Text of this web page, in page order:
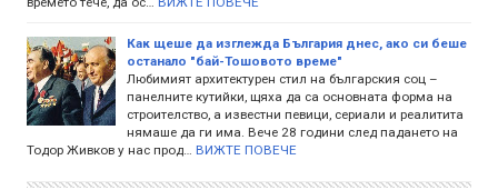
Как щеше да изглежда България днес, ако си беше
останало "бай-Тошовото време"
Любимият архитектурен стил на българския соц –
панелните кутийки, щяха да са основната форма на
строителство, а известни певици, сериали и реалитита
нямаше да ги има. Вече 28 години след падането на
Тодор Живков у нас прод…
ВИЖТЕ ПОВЕЧЕ